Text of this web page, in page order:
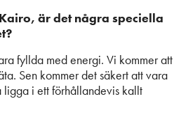
är det några speciella
fyllda med energi. Vi kommer att
Sen kommer det säkert att vara
ligga i ett förhållandevis kallt